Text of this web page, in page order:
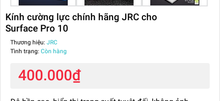
Kính cường lực chính hãng JRC cho
Surface Pro 10
Thương hiệu: JRC
Tình trạng: Còn hàng
400.000₫